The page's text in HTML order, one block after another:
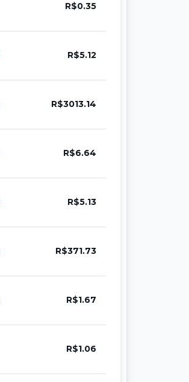
R$0.35
R$5.12
R$3013.14
R$6.64
R$5.13
R$371.73
R$1.67
R$1.06